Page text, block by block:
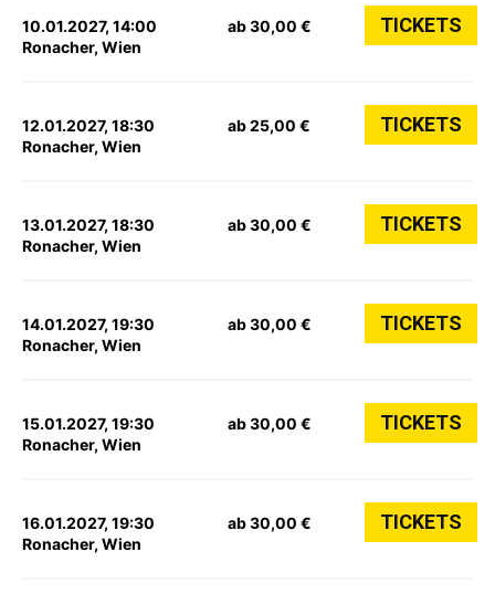
10.01.2027, 14:00
Ronacher, Wien
ab 30,00 € TICKETS
12.01.2027, 18:30
Ronacher, Wien
ab 25,00 € TICKETS
13.01.2027, 18:30
Ronacher, Wien
ab 30,00 € TICKETS
14.01.2027, 19:30
Ronacher, Wien
ab 30,00 € TICKETS
15.01.2027, 19:30
Ronacher, Wien
ab 30,00 € TICKETS
16.01.2027, 19:30
Ronacher, Wien
ab 30,00 € TICKETS